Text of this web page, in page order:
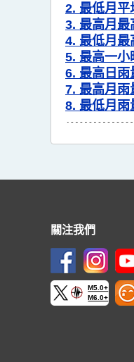
2. 最低月平
3. 最高月最
4. 最低月最
5. 最高一小
6. 最高日雨
7. 最高月雨
8. 最低月雨
關注我們
M5.0+
M6.0+